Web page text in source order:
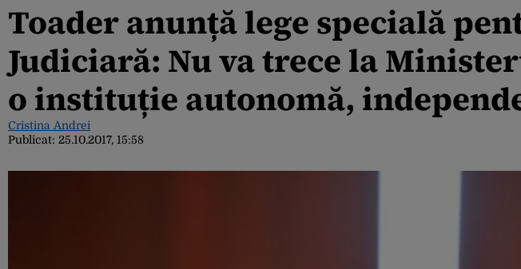
Toader anunță lege specială
Judiciară: Nu va trece la
o instituție autonomă,
Cristina Andrei
Publicat: 25.10.2017, 15:58